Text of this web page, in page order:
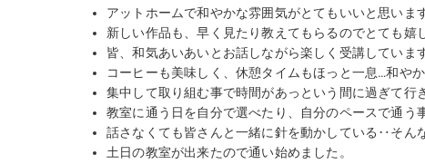
アットホームで和やかな雰囲気がとてもいいと思います
新しい作品も、早く見たり教えてもらるのでとても嬉
皆、和気あいあいとお話しながら楽しく受講しています
コーヒーも美味しく、休憩タイムもほっと一息…和やか
集中して取り組む事で時間があっという間に過ぎて行
教室に通う日を自分で選べたり、自分のペースで通う
話さなくても皆さんと一緒に針を動かしている‥そん
土日の教室が出来たので通い始めました。